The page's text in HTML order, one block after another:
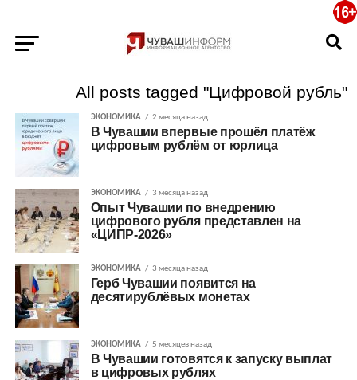
All posts tagged "Цифровой рубль"
ЭКОНОМИКА 2 месяца назад
В Чувашии впервые прошёл платёж
цифровым рублём от юрлица
ЭКОНОМИКА 3 месяца назад
Опыт Чувашии по внедрению
цифрового рубля представлен на
«ЦИПР-2026»
ЭКОНОМИКА 3 месяца назад
Герб Чувашии появится на
десятирублёвых монетах
ЭКОНОМИКА 5 месяцев назад
В Чувашии готовятся к запуску выплат
в цифровых рублях